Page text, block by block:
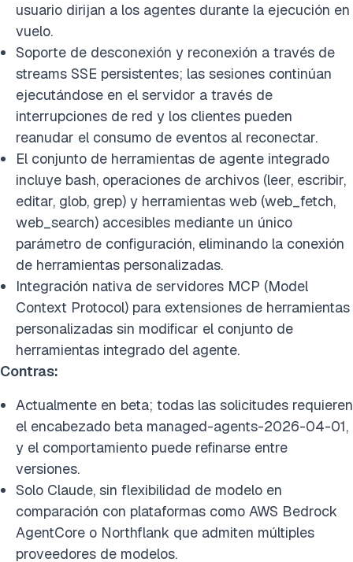
usuario dirijan a los agentes durante la ejecución en
vuelo.
Soporte de desconexión y reconexión a través de
streams SSE persistentes; las sesiones continúan
ejecutándose en el servidor a través de
interrupciones de red y los clientes pueden
reanudar el consumo de eventos al reconectar.
El conjunto de herramientas de agente integrado
incluye bash, operaciones de archivos (leer, escribir,
editar, glob, grep) y herramientas web (web_fetch,
web_search) accesibles mediante un único
parámetro de configuración, eliminando la conexión
de herramientas personalizadas.
Integración nativa de servidores MCP (Model
Context Protocol) para extensiones de herramientas
personalizadas sin modificar el conjunto de
herramientas integrado del agente.
Contras:
Actualmente en beta; todas las solicitudes requieren
el encabezado beta managed-agents-2026-04-01,
y el comportamiento puede refinarse entre
versiones.
Solo Claude, sin flexibilidad de modelo en
comparación con plataformas como AWS Bedrock
AgentCore o Northflank que admiten múltiples
proveedores de modelos.